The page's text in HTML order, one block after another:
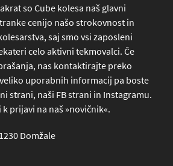
so Cube kolesa naš glavni
cenijo našo strokovnost in
saj smo vsi zaposleni
celo aktivni tekmovalci. Če
nas kontaktirajte preko
uporabnih informacij pa boste
strani, naši FB strani in Instagramu.
prijavi na naš »novičnik«.
Domžale